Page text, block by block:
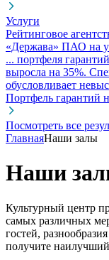
Услуги
Рейтинговое
«Держава» ПАО на
... портфеля
выросла на 35%.
обусловливает
Портфель гарантий
Посмотреть все
ГлавнаяНаши залы
Наши
Культурный центр
самых различных
гостей,
получите наилучший